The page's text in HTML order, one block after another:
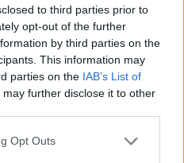
to third parties prior to
opt-out of the further
by third parties on the
This information may
parties on the IAB’s List of
may further disclose it to other
Opt Outs
Madách Imre
Szent Imre
22.
János Gimnázium